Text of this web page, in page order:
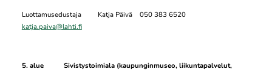
Luottamusedustaja Katja Päivä 050 383 6520
katja.paiva@lahti.fi
5. alue Sivistystoimiala (kaupunginmuseo, liikuntapalvelut,